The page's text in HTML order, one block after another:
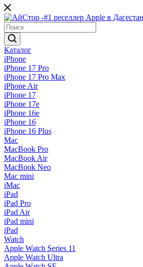
Каталог
iPhone
iPhone 17 Pro
iPhone 17 Pro Max
iPhone Air
iPhone 17
iPhone 17e
iPhone 16e
iPhone 16
iPhone 16 Plus
Mac
MacBook Pro
MacBook Air
MacBook Neo
Mac mini
iMac
iPad
iPad Pro
iPad Air
iPad mini
iPad
Watch
Apple Watch Series 11
Apple Watch Ultra